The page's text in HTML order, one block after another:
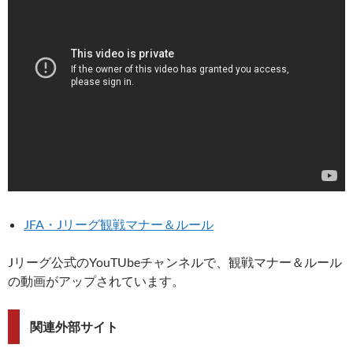
JFA・Jリーグ観戦マナー＆ルール
Jリーグ公式のYouTUbeチャンネルで、観戦マナー＆ルール
の動画がアップされています。
関連外部サイト